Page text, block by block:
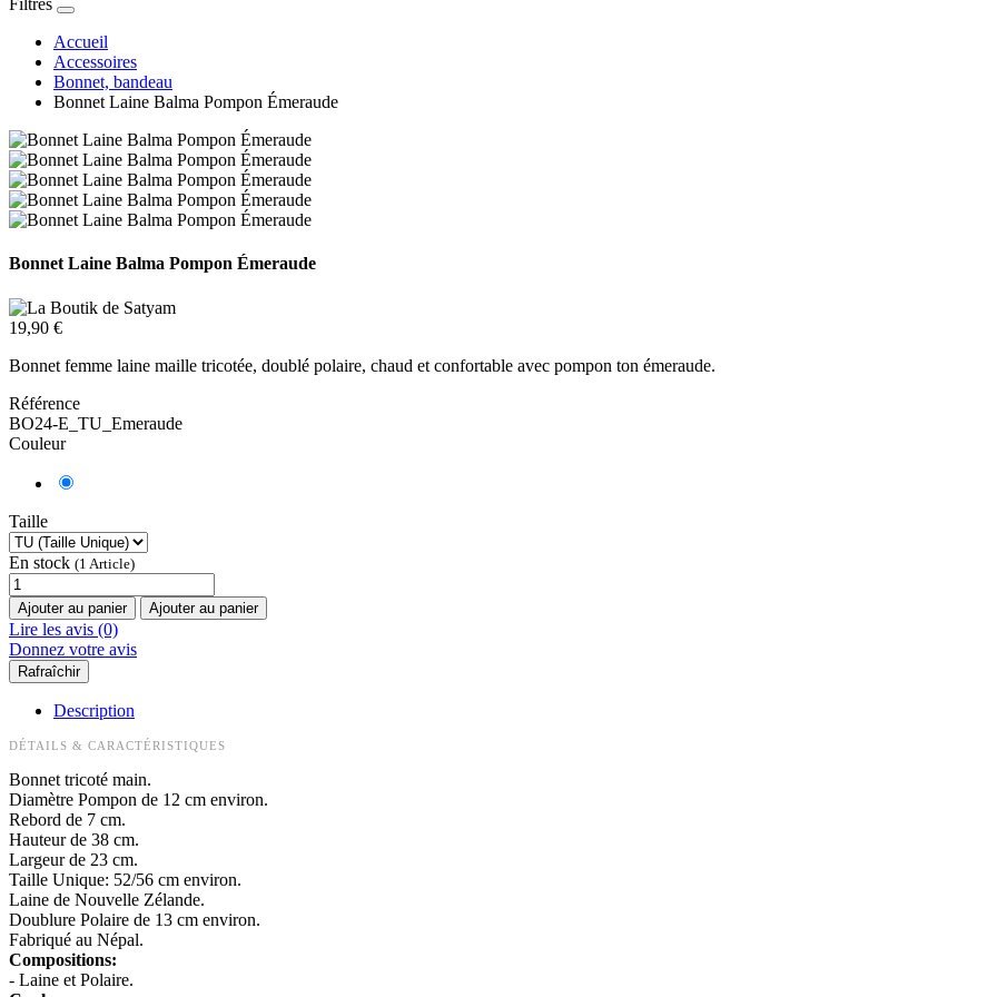
Filtres
Accueil
Accessoires
Bonnet, bandeau
Bonnet Laine Balma Pompon Émeraude
Bonnet Laine Balma Pompon Émeraude
19,90 €
Bonnet femme laine maille tricotée, doublé polaire, chaud et confortable avec pompon ton émeraude.
Référence
BO24-E_TU_Emeraude
Couleur
Taille
En stock (1 Article)
Ajouter au panier Ajouter au panier
Lire les avis (0)
Donnez votre avis
Description
DÉTAILS & CARACTÉRISTIQUES
Bonnet tricoté main.
Diamètre Pompon de 12 cm environ.
Rebord de 7 cm.
Hauteur de 38 cm.
Largeur de 23 cm.
Taille Unique: 52/56 cm environ.
Laine de Nouvelle Zélande.
Doublure Polaire de 13 cm environ.
Fabriqué au Népal.
Compositions:
- Laine et Polaire.